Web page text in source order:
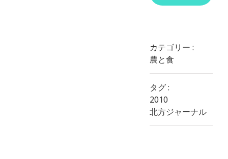
カテゴリー :
農と食
タグ :
2010
北方ジャーナル